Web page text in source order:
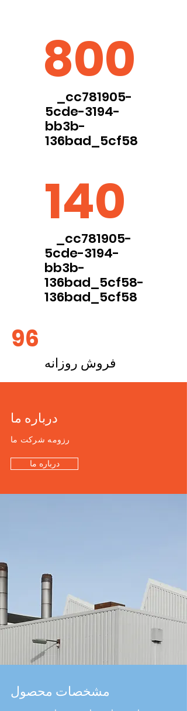
800
_cc781905-
5cde-3194-
bb3b-
136bad_5cf58
140
_cc781905-
5cde-3194-
bb3b-
136bad_5cf58-
136bad_5cf58
96
درباره ما
رزومه شرکت ما
درباره ما
مشخصات محصول